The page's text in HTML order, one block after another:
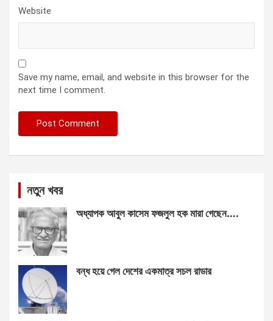
Website
Save my name, email, and website in this browser for the
next time I comment.
নতুন খবর
অধ্যাপক আবুল কাসেম ফজলুল হক মারা গেছেন….
বন্ধ হয়ে গেল দেশের একমাত্র সচল রাডার